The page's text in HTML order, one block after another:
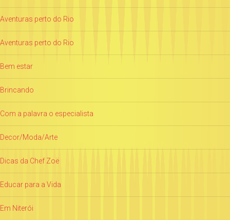
Aventuras perto do Rio
Aventuras perto do Rio
Bem estar
Brincando
Com a palavra o especialista
Decor/Moda/Arte
Dicas da Chef Zoë
Educar para a Vida
Em Niterói